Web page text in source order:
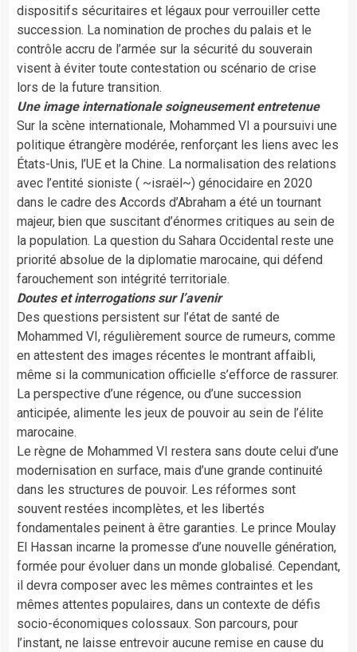
dispositifs sécuritaires et légaux pour verrouiller cette
succession. La nomination de proches du palais et le
contrôle accru de l’armée sur la sécurité du souverain
visent à éviter toute contestation ou scénario de crise
lors de la future transition.
Une image internationale soigneusement entretenue
Sur la scène internationale, Mohammed VI a poursuivi une
politique étrangère modérée, renforçant les liens avec les
États-Unis, l’UE et la Chine. La normalisation des relations
avec l’entité sioniste ( ~israël~) génocidaire en 2020
dans le cadre des Accords d’Abraham a été un tournant
majeur, bien que suscitant d’énormes critiques au sein de
la population. La question du Sahara Occidental reste une
priorité absolue de la diplomatie marocaine, qui défend
farouchement son intégrité territoriale.
Doutes et interrogations sur l’avenir
Des questions persistent sur l’état de santé de
Mohammed VI, régulièrement source de rumeurs, comme
en attestent des images récentes le montrant affaibli,
même si la communication officielle s’efforce de rassurer.
La perspective d’une régence, ou d’une succession
anticipée, alimente les jeux de pouvoir au sein de l’élite
marocaine.
Le règne de Mohammed VI restera sans doute celui d’une
modernisation en surface, mais d’une grande continuité
dans les structures de pouvoir. Les réformes sont
souvent restées incomplètes, et les libertés
fondamentales peinent à être garanties. Le prince Moulay
El Hassan incarne la promesse d’une nouvelle génération,
formée pour évoluer dans un monde globalisé. Cependant,
il devra composer avec les mêmes contraintes et les
mêmes attentes populaires, dans un contexte de défis
socio-économiques colossaux. Son parcours, pour
l’instant, ne laisse entrevoir aucune remise en cause du